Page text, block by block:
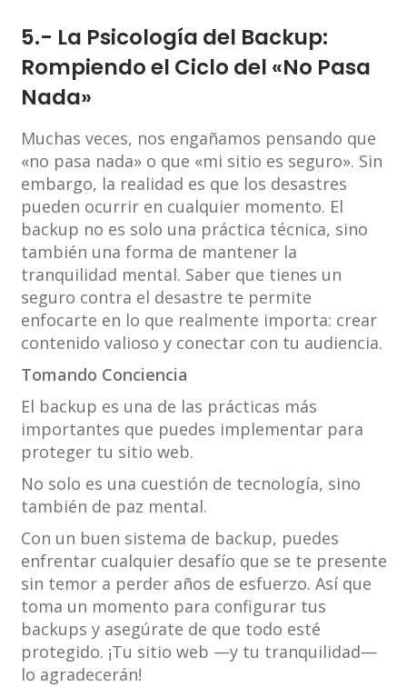
5.- La Psicología del Backup:
Rompiendo el Ciclo del «No Pasa
Nada»
Muchas veces, nos engañamos pensando que
«no pasa nada» o que «mi sitio es seguro». Sin
embargo, la realidad es que los desastres
pueden ocurrir en cualquier momento. El
backup no es solo una práctica técnica, sino
también una forma de mantener la
tranquilidad mental. Saber que tienes un
seguro contra el desastre te permite
enfocarte en lo que realmente importa: crear
contenido valioso y conectar con tu audiencia.
Tomando Conciencia
El backup es una de las prácticas más
importantes que puedes implementar para
proteger tu sitio web.
No solo es una cuestión de tecnología, sino
también de paz mental.
Con un buen sistema de backup, puedes
enfrentar cualquier desafío que se te presente
sin temor a perder años de esfuerzo. Así que
toma un momento para configurar tus
backups y asegúrate de que todo esté
protegido. ¡Tu sitio web —y tu tranquilidad—
lo agradecerán!